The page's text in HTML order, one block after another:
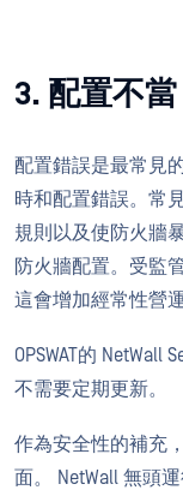
3. 配置不當
配置錯誤是最常見
時和配置錯誤。常
規則以及使防火牆
防火牆配置。受監
這會增加經常性營運
OPSWAT的 NetWall
不需要定期更新。
作為安全性的補充
面。 NetWall 無頭